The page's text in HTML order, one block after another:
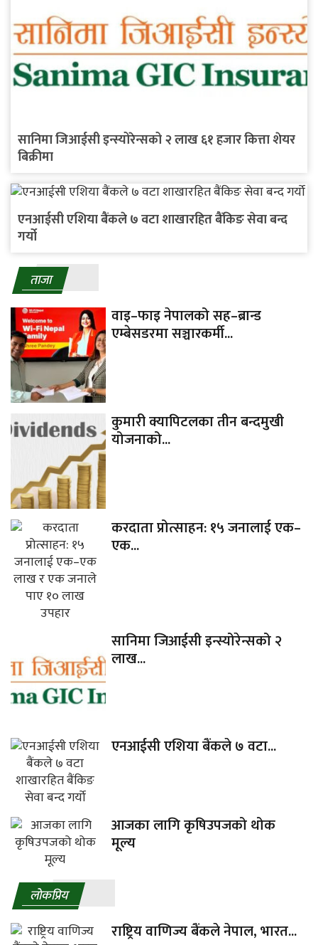
सानिमा जिआईसी इन्स्योरेन्सको २ लाख ६१ हजार कित्ता शेयर
बिक्रीमा
एनआईसी एशिया बैंकले ७ वटा शाखारहित बैंकिङ सेवा बन्द
गर्यो
ताजा
वाइ–फाइ नेपालको सह–ब्रान्ड
एम्बेसडरमा सञ्चारकर्मी...
कुमारी क्यापिटलका तीन बन्दमुखी
योजनाको...
करदाता प्रोत्साहन: १५ जनालाई एक–
एक...
सानिमा जिआईसी इन्स्योरेन्सको २
लाख...
एनआईसी एशिया बैंकले ७ वटा...
आजका लागि कृषिउपजको थोक
मूल्य
लाेकप्रिय
राष्ट्रिय वाणिज्य बैंकले नेपाल, भारत...